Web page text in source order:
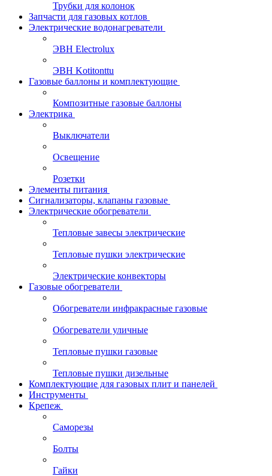
Трубки для колонок
Запчасти для газовых котлов
Электрические водонагреватели
ЭВН Electrolux
ЭВН Kotitonttu
Газовые баллоны и комплектующие
Композитные газовые баллоны
Электрика
Выключатели
Освещение
Розетки
Элементы питания
Сигнализаторы, клапаны газовые
Электрические обогреватели
Тепловые завесы электрические
Тепловые пушки электрические
Электрические конвекторы
Газовые обогреватели
Обогреватели инфракрасные газовые
Обогреватели уличные
Тепловые пушки газовые
Тепловые пушки дизельные
Комплектующие для газовых плит и панелей
Инструменты
Крепеж
Саморезы
Болты
Гайки